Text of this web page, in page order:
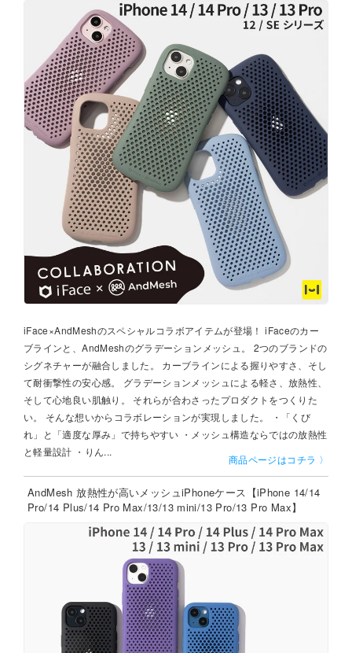
iFace×AndMeshのスペシャルコラボアイテムが登場！ iFaceのカー
ブラインと、AndMeshのグラデーションメッシュ。 2つのブランドの
シグネチャーが融合しました。 カーブラインによる握りやすさ、そし
て耐衝撃性の安心感。 グラデーションメッシュによる軽さ、放熱性、
そして心地良い肌触り。 それらが合わさったプロダクトをつくりた
い。 そんな想いからコラボレーションが実現しました。 ・「くび
れ」と「適度な厚み」で持ちやすい ・メッシュ構造ならではの放熱性
と軽量設計 ・りん...
商品ページはコチラ 〉
AndMesh 放熱性が高いメッシュiPhoneケース【iPhone 14/14
Pro/14 Plus/14 Pro Max/13/13 mini/13 Pro/13 Pro Max】